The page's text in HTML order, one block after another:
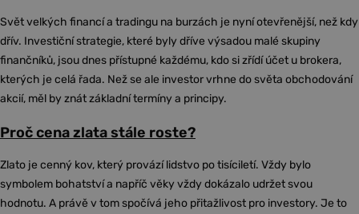
Svět velkých financí a tradingu na burzách je nyní otevřenější, než kdy
dřív. Investiční strategie, které byly dříve výsadou malé skupiny
finančníků, jsou dnes přístupné každému, kdo si zřídí účet u brokera,
kterých je celá řada. Než se ale investor vrhne do světa obchodování
akcií, měl by znát základní termíny a principy.
Proč cena zlata stále roste?
Zlato je cenný kov, který provází lidstvo po tisíciletí. Vždy bylo
symbolem bohatství a napříč věky vždy dokázalo udržet svou
hodnotu. A právě v tom spočívá jeho přitažlivost pro investory. Je to